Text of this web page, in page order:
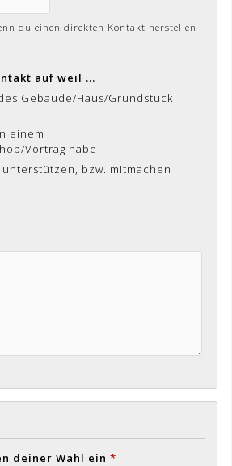
du einen direkten Kontakt herstellen
auf weil ...
Gebäude/Haus/Grundstück
einem
Vortrag habe
bzw. mitmachen
deiner Wahl ein *